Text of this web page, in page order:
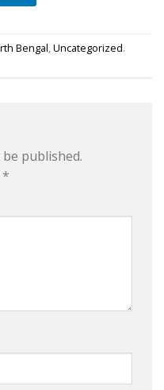
Bengal Uncategorized.
published.
*